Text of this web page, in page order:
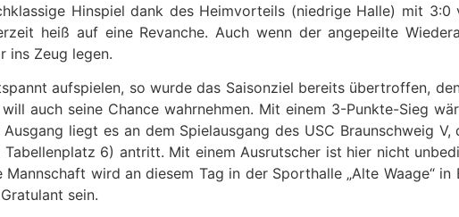
Hinspiel dank des Heimvorteils (niedrige Halle) mit
heiß auf eine Revanche. Auch wenn der angepeilte
ins Zeug legen.
aufspielen, so wurde das Saisonziel bereits übertroffen,
auch seine Chance wahrnehmen. Mit einem 3-Punkte-Sieg
liegt es an dem Spielausgang des USC Braunschweig
6) antritt. Mit einem Ausrutscher ist hier nicht
Mannschaft wird an diesem Tag in der Sporthalle „Alte Waage“
sein.